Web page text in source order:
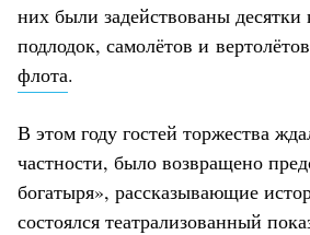
них были задействованы десятки
подлодок, самолётов и вертолётов
флота.
В этом году гостей торжества
частности, было возвращено
богатыря», рассказывающие
состоялся театрализованный